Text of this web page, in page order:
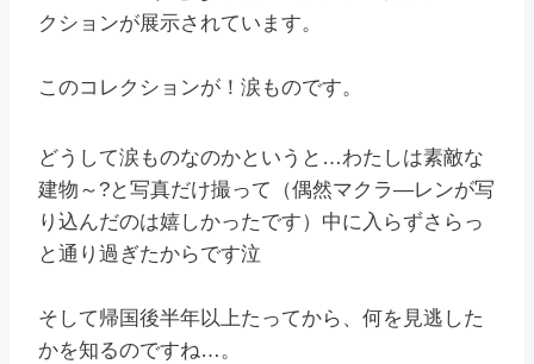
クションが展示されています。
このコレクションが！涙ものです。
どうして涙ものなのかというと…わたしは素敵な
建物～?と写真だけ撮って（偶然マクラ―レンが写
り込んだのは嬉しかったです）中に入らずさらっ
と通り過ぎたからです泣
そして帰国後半年以上たってから、何を見逃した
かを知るのですね…。